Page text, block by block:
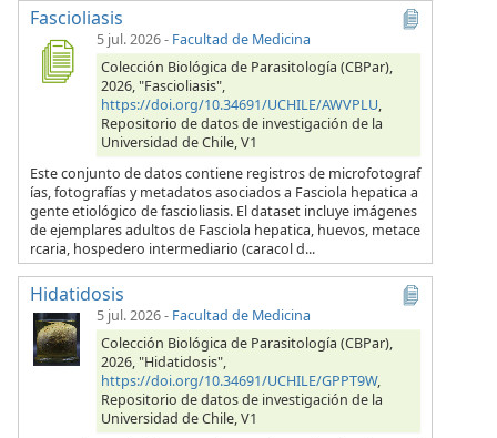
Fascioliasis
5 jul. 2026- Facultad de Medicina
Colección Biológica de Parasitología (CBPar),
2026, "Fascioliasis",
https://doi.org/10.34691/UCHILE/AWVPLU,
Repositorio de datos de investigación de la
Universidad de Chile, V1
Este conjunto de datos contiene registros de microfotograf
ías, fotografías y metadatos asociados a Fasciola hepatica a
gente etiológico de fascioliasis. El dataset incluye imágenes
de ejemplares adultos de Fasciola hepatica, huevos, metace
rcaria, hospedero intermediario (caracol d...
Hidatidosis
5 jul. 2026- Facultad de Medicina
Colección Biológica de Parasitología (CBPar),
2026, "Hidatidosis",
https://doi.org/10.34691/UCHILE/GPPT9W,
Repositorio de datos de investigación de la
Universidad de Chile, V1